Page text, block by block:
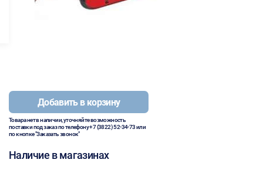
Добавить в корзину
Товара нет в наличии, уточняйте возможность
поставки под заказ по телефону+7 (3822) 52-34-73или
по кнопке "Заказать звонок"
Наличие в магазинах